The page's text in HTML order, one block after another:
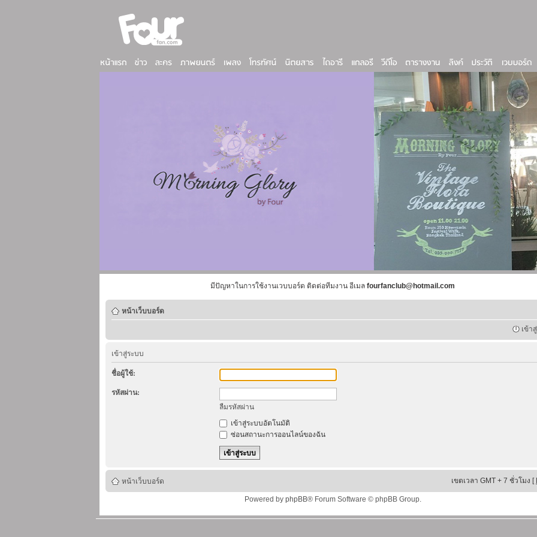
มีปัญหาในการใช้งานเวบบอร์ด ติดต่อทีมงาน อีเมล fourfanclub@hotmail.com
หน้าเว็บบอร์ด
เข้า
เข้าสู่ระบบ
ชื่อผู้ใช้:
รหัสผ่าน:
ลืมรหัสผ่าน
เข้าสู่ระบบอัตโนมัติ
ซ่อนสถานะการออนไลน์ของฉัน
หน้าเว็บบอร์ด เขตเวลา GMT + 7 ชั่วโมง [
Powered by phpBB® Forum Software © phpBB Group.